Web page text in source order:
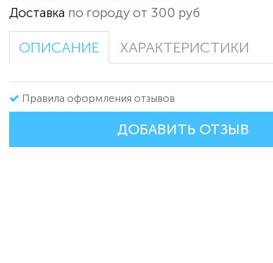
Доставка по городу от 300 руб
ОПИСАНИЕ ХАРАКТЕРИСТИКИ
Правила оформления отзывов
ДОБАВИТЬ ОТЗЫВ